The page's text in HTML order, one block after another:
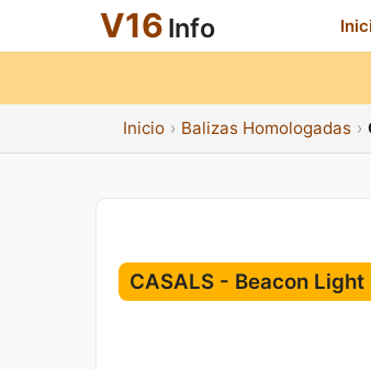
V16 Info
Inicio Balizas Homologadas
CASALS - Beacon